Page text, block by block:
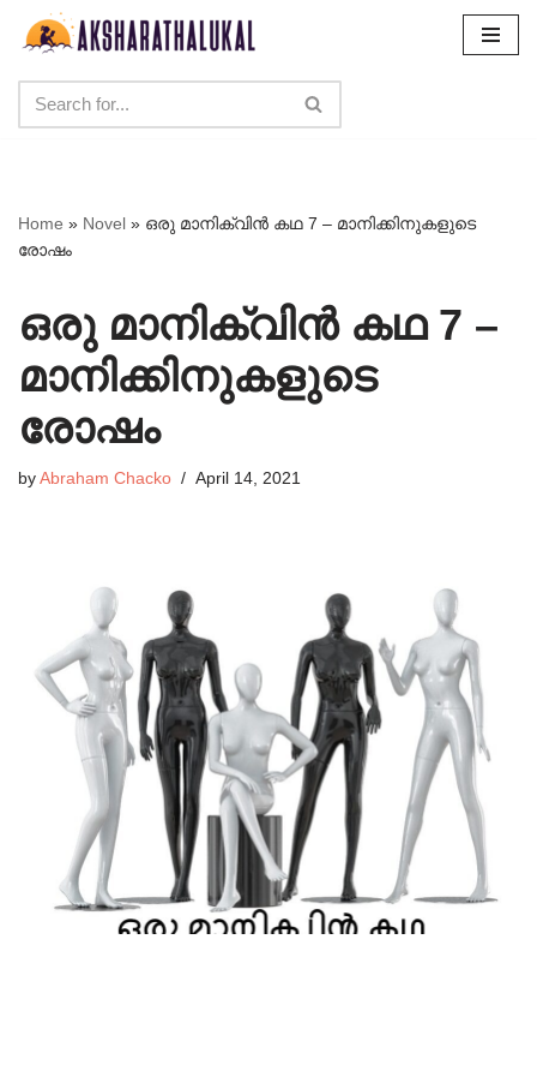
content
Home » Novel » ഒരു മാനിക്വിൻ കഥ 7 – മാനിക്കിനുകളുടെ
രോഷം
ഒരു മാനിക്വിൻ കഥ 7 –
മാനിക്കിനുകളുടെ
രോഷം
by Abraham Chacko April 14, 2021